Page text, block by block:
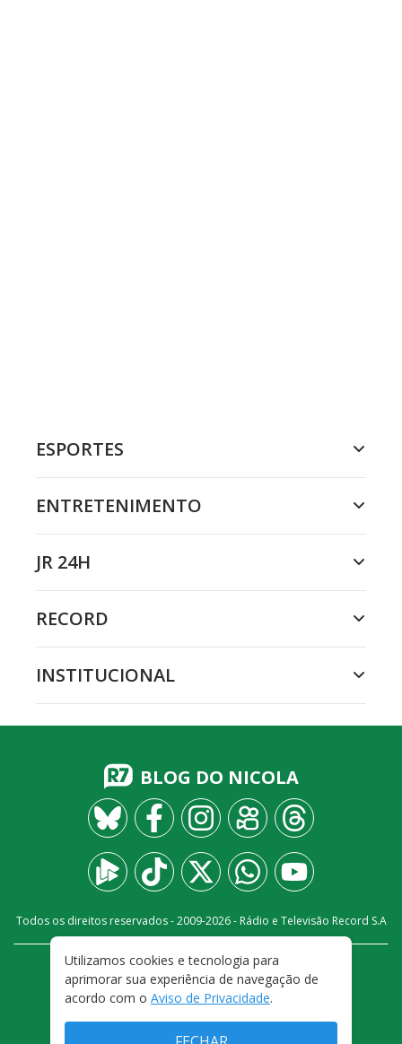
ESPORTES
ENTRETENIMENTO
JR 24H
RECORD
INSTITUCIONAL
BLOG DO NICOLA
Todos os direitos reservados - 2009-2026- Rádio e Televisão Record S.A
FALE CONOSCO
PRIVACIDADE
TERMOS E CONDIÇÕES DE USO
Utilizamos cookies e tecnologia para
aprimorar sua experiência de navegação de
acordo com o Aviso de Privacidade.